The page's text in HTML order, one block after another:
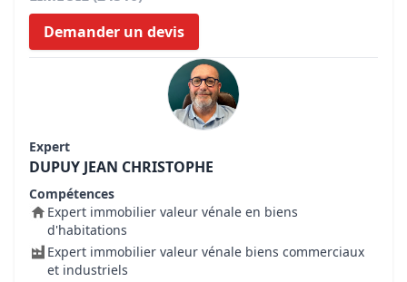
Demander un devis
Expert
DUPUY JEAN CHRISTOPHE
Compétences
Expert immobilier valeur vénale en biens
d'habitations
Expert immobilier valeur vénale biens commerciaux
et industriels